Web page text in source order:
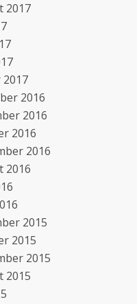
2017
2016
2016
2016
2016
2016
2015
2015
2015
2015